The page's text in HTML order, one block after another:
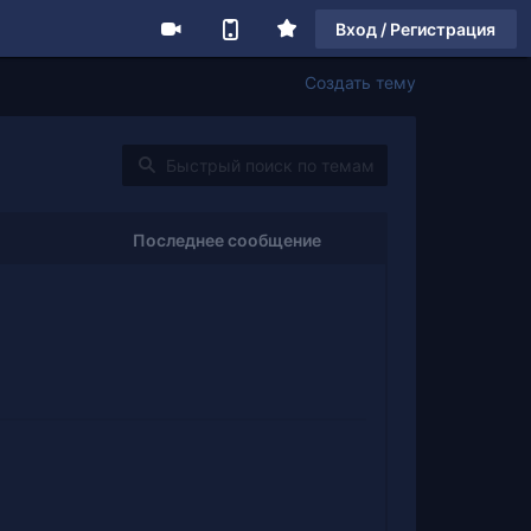
Вход / Регистрация
Создать тему
Последнее сообщение